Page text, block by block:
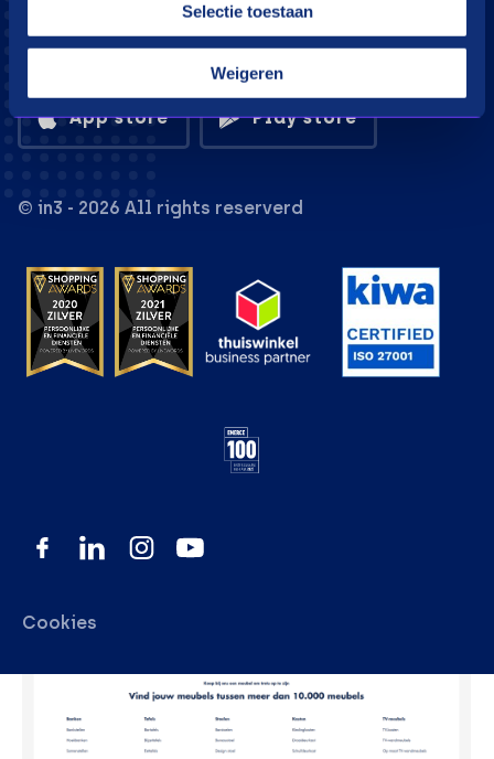
Selectie toestaan
Weigeren
App store Play store
© in3 - 2026 All rights reserverd
Cookies